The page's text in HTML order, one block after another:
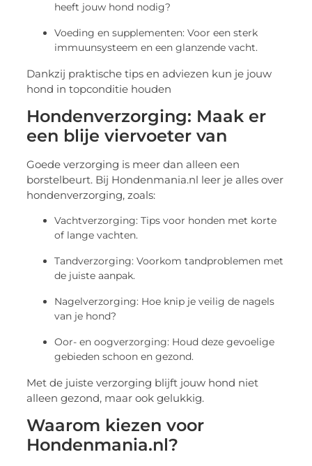
heeft jouw hond nodig?
Voeding en supplementen: Voor een sterk
immuunsysteem en een glanzende vacht.
Dankzij praktische tips en adviezen kun je jouw
hond in topconditie houden
Hondenverzorging: Maak er
een blije viervoeter van
Goede verzorging is meer dan alleen een
borstelbeurt. Bij Hondenmania.nl leer je alles over
hondenverzorging, zoals:
Vachtverzorging: Tips voor honden met korte
of lange vachten.
Tandverzorging: Voorkom tandproblemen met
de juiste aanpak.
Nagelverzorging: Hoe knip je veilig de nagels
van je hond?
Oor- en oogverzorging: Houd deze gevoelige
gebieden schoon en gezond.
Met de juiste verzorging blijft jouw hond niet
alleen gezond, maar ook gelukkig.
Waarom kiezen voor
Hondenmania.nl?